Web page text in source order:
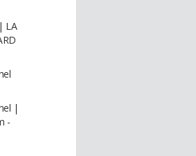
LA
|
-